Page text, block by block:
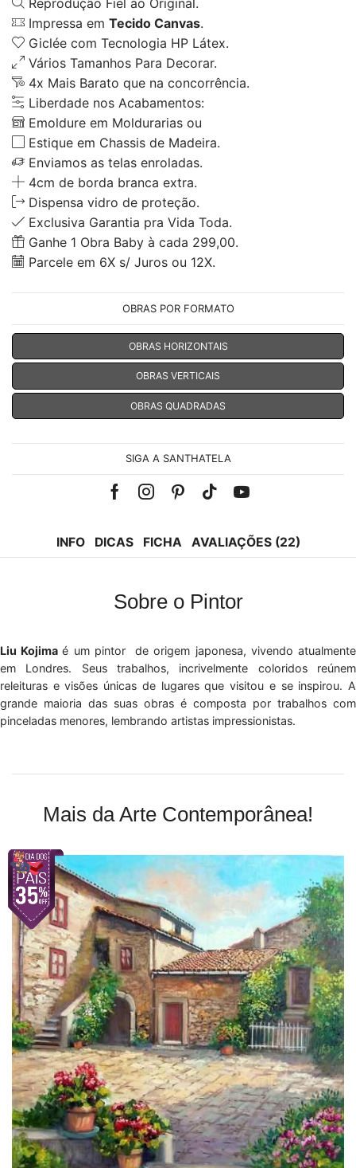
Impressa em Tecido Canvas.
Giclée com Tecnologia HP Látex.
Vários Tamanhos Para Decorar.
4x Mais Barato que na concorrência.
Liberdade nos Acabamentos:
Emoldure em Moldurarias ou
Estique em Chassis de Madeira.
Enviamos as telas enroladas.
4cm de borda branca extra.
Dispensa vidro de proteção.
Exclusiva Garantia pra Vida Toda.
Ganhe 1 Obra Baby à cada 299,00.
Parcele em 6X s/ Juros ou 12X.
OBRAS POR FORMATO
OBRAS HORIZONTAIS
OBRAS VERTICAIS
OBRAS QUADRADAS
SIGA A SANTHATELA
Facebook
Instagram
Pinterest
Tik-Youtube
INFO DICAS FICHA AVALIAÇÕES (22)
Sobre o Pintor
Liu Kojimaé um pintor de origem japonesa, vivendo atualmente
em Londres. Seus trabalhos, incrivelmente coloridos reúnem
releituras e visões únicas de lugares que visitou e se inspirou. A
grande maioria das suas obras é composta por trabalhos com
pinceladas menores, lembrando artistas impressionistas.
Mais da Arte Contemporânea!